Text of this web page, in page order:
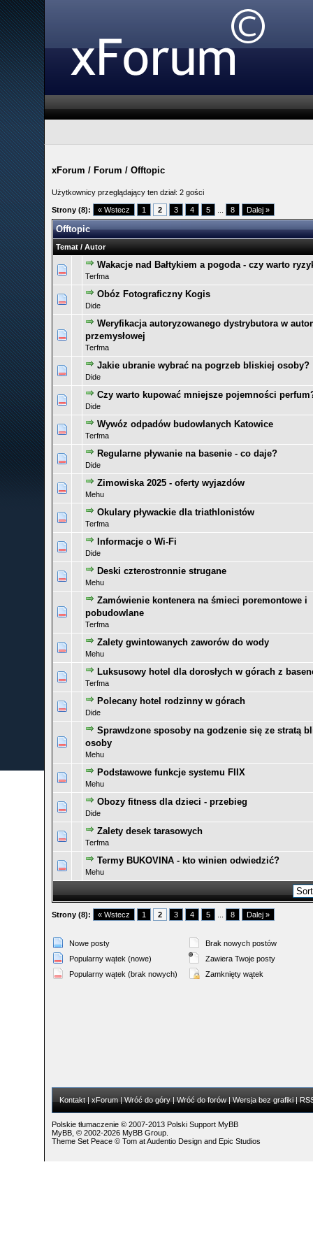
xForum / Forum / Offtopic
Użytkownicy przeglądający ten dział: 2 gości
Strony (8): « Wstecz 1 2 3 4 5 8 Dalej »
Offtopic
Temat/ Autor
Wakacje nad Bałtykiem a pogoda - czy warto
Terfma
0 głosów - średnia ocena: 0 na 5 gwiazdek
123 45
Obóz Fotograficzny Kogis
Dide
0 głosów - średnia ocena: 0 na 5 gwiazdek
1 2345
Weryfikacja autoryzowanego dystrybutora w
przemysłowej
Terfma
0 głosów - średnia ocena: 0 na 5 gwiazdek
12345
Jakie ubranie wybrać na pogrzeb bliskiej osoby?
Dide
0 głosów - średnia ocena: 0 na 5 gwiazdek
123 45
Czy warto kupować mniejsze pojemności
Dide
0 głosów - średnia ocena: 0 na 5 gwiazdek
12 34 5
Wywóz odpadów budowlanych Katowice
Terfma
0 głosów - średnia ocena: 0 na 5 gwiazdek
1234 5
Regularne pływanie na basenie - co daje?
Dide
0 głosów - średnia ocena: 0 na 5 gwiazdek
12 34 5
Zimowiska 2025 - oferty wyjazdów
Mehu
0 głosów - średnia ocena: 0 na 5 gwiazdek
12345
Okulary pływackie dla triathlonistów
Terfma
0 głosów - średnia ocena: 0 na 5 gwiazdek
1 2 345
Informacje o Wi-Fi
Dide
0 głosów - średnia ocena: 0 na 5 gwiazdek
1234 5
Deski czterostronnie strugane
Mehu
0 głosów - średnia ocena: 0 na 5 gwiazdek
1234 5
Zamówienie kontenera na śmieci poremontowe i
pobudowlane
Terfma
0 głosów - średnia ocena: 0 na 5 gwiazdek
12345
Zalety gwintowanych zaworów do wody
Mehu
0 głosów - średnia ocena: 0 na 5 gwiazdek
1 23 4 5
Luksusowy hotel dla dorosłych w górach z
Terfma
0 głosów - średnia ocena: 0 na 5 gwiazdek
12345
Polecany hotel rodzinny w górach
Dide
0 głosów - średnia ocena: 0 na 5 gwiazdek
123 45
Sprawdzone sposoby na godzenie się ze stratą
osoby
Mehu
0 głosów - średnia ocena: 0 na 5 gwiazdek
Podstawowe funkcje systemu FIIX
Mehu
0 głosów - średnia ocena: 0 na 5 gwiazdek
12345
Obozy fitness dla dzieci - przebieg
Dide
0 głosów - średnia ocena: 0 na 5 gwiazdek
1 2 345
Zalety desek tarasowych
Terfma
0 głosów - średnia ocena: 0 na 5 gwiazdek
1 2345
Termy BUKOVINA - kto winien odwiedzić?
Mehu
0 głosów - średnia ocena: 0 na 5 gwiazdek
1 234 5
Strony (8): « Wstecz 1 2 3 4 5 8 Dalej »
Nowe posty
Popularny wątek (nowe)
Popularny wątek (brak nowych)
Brak nowych postów
Zawiera Twoje posty
Zamknięty wątek
Kontakt| xForum| Wróć do góry| Wróć do forów| Wersja bez grafiki|
Polskie tłumaczenie © 2007-2013 Polski Support MyBB
MyBB, © 2002-2026 MyBB Group.
Theme Set Peace © TomatAudentio Designand Epic Studios